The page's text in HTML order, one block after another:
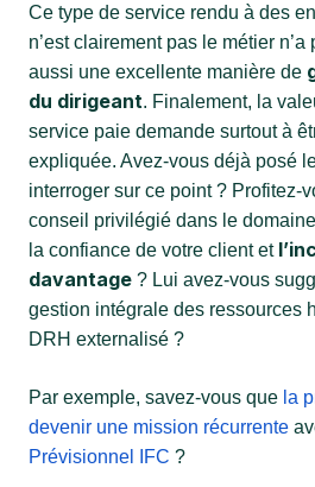
Ce type de service rendu à des
n’est clairement pas le métier n’a
aussi une excellente manière de
du dirigeant. Finalement, la
service paie demande surtout à
expliquée. Avez-vous déjà posé
interroger sur ce point ? Profitez-
conseil privilégié dans le
la confiance de votre client et
davantage ? Lui avez-vous
gestion intégrale des ressources
DRH externalisé ?
Par exemple, savez-vous que la
devenir une mission récurrente
Prévisionnel IFC ?